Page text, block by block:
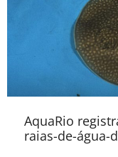
AquaRio
raias-de-água-